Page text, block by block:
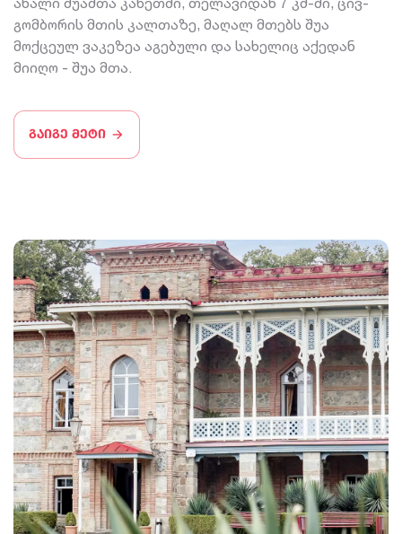
გომბორის მთის კალთაზე, მაღალ მთებს შუა
მოქცეულ ვაკეზეა აგებული და სახელიც აქედან
მიიღო - შუა მთა.
გაიგე მეტი